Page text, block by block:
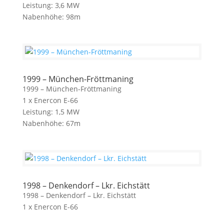
Leistung: 3,6 MW
Nabenhöhe: 98m
1999 – München-Fröttmaning
1999 – München-Fröttmaning
1 x Enercon E-66
Leistung: 1,5 MW
Nabenhöhe: 67m
1998 – Denkendorf – Lkr. Eichstätt
1998 – Denkendorf – Lkr. Eichstätt
1 x Enercon E-66